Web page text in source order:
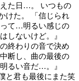
た日…。 いつもの
けた。 「信じられ
て…明るい感じの
ないけど。』
終わりの音で決め
断し、曲の最後の
るい音だ…。』
と君も最後にまた笑